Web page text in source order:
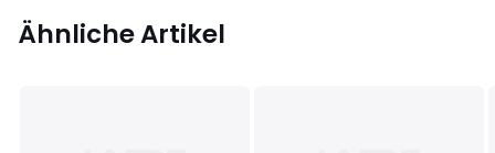
Ähnliche Artikel